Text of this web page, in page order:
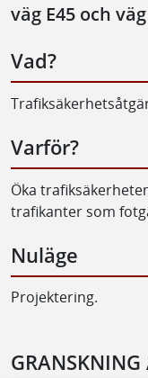
väg E45 och
Vad?
Varför?
Öka
trafikanter som
Nuläge
Projektering.